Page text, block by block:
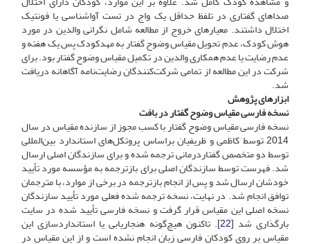
صداهای گفتاری در تلفظ حداقل یک واج در تست آواشناسی یا فونتیک
اختلال داشتند. معیارهای خروج از مطالعه شامل نگرانی والدین در مورد
هوش کودک، عدم تحویل مقیاس وضوح گفتار به مهدکودک‌ پس یک هفته و
عدم رضایت یا عدم همکاری والدین در تکمیل مقیاس وضوح گفتار بود. برای
شرکت در این مطالعه از تمامی شرکت‌کنندگان رضایت‌نامه آگاهانه دریافت
شد.
ابزارهای پژوهش
نسخه‌ فارسی مقیاس وضوح گفتار در بافت
نسخه فارسی مقیاس وضوح گفتار با کسب مجوز از سازنده مقیاس در سال
2014 توسط کاظمی و ظریفیان براساس پروتکل‌های استاندارد بین‌المللی
توسط دو متخصص گفتاردرمانی ترجمه شده و برای سازندگان اصلی ارسال
شد. فهرست توسط سازندگان اصلی برای بازترجمه به مؤسسه مورد تأیید
خودشان ارسال شد و پس از انجام بازترجمه در برخی از موارد، با مترجمان
توافق انجام شد. در نهایت، نسخه ترجمه شده فعلی مورد تأیید سازندگان
نسخه اصلی این مقیاس قرار گرفت و نسخه فارسی تأیید شده در سایت
بارگذاری شد [22]. تاکنون هیچ‌گونه هنجاریابی یا استانداردسازی این
مقیاس بر روی کودکان فارسی زبان انجام نشده است و از این مقیاس در